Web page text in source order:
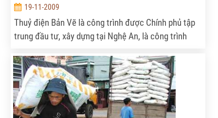
19-11-2009
Thuỷ điện Bản Vẽ là công trình được Chính phủ tập
trung đầu tư, xây dựng tại Nghệ An, là công trình
xây dựng, ngày 17/11 công trình thủy điện này đã
bắt đầu chặn dòng sông Nậm Nơn để tích nước vào
hồ...